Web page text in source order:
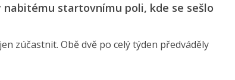
startovnímu poli, kde se sešlo
zúčastnit. Obě dvě po celý týden předváděly